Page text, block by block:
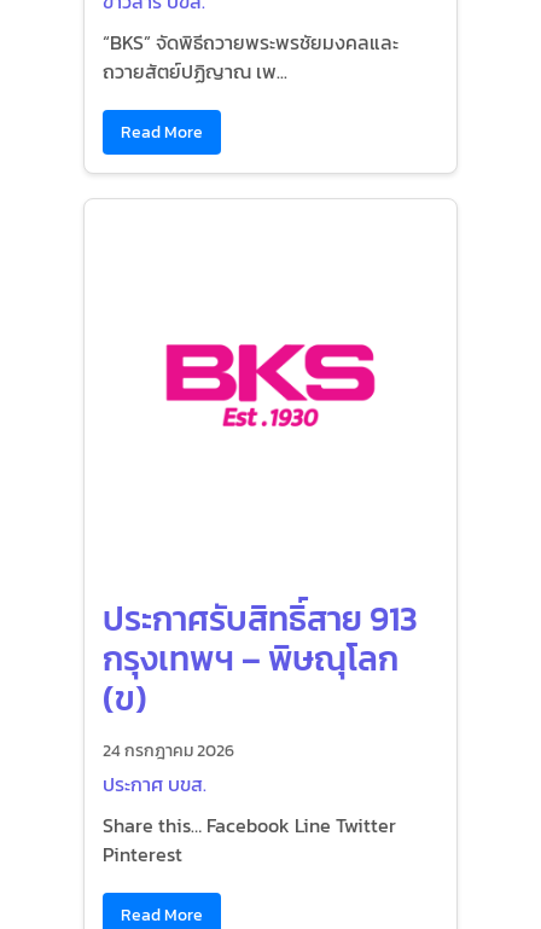
“BKS” จัดพิธีถวายพระพรชัยมงคลและ
ถวายสัตย์ปฏิญาณ เพ...
Read More
ประกาศรับสิทธิ์สาย 913
กรุงเทพฯ – พิษณุโลก
(ข)
24 กรกฎาคม 2026
ประกาศ บขส.
Share this… Facebook Line Twitter
Pinterest
Read More